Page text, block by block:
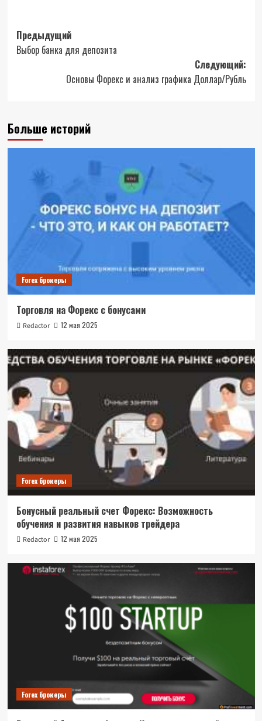
Навигация
записи
Предыдущий
Выбор банка для депозита
Следующий:
Основы Форекс и анализ графика Доллар/Рубль
Больше историй
Forex брокеры
Торговля на Форекс с бонусами
Redactor 12 мая 2025
Forex брокеры
Бонусный реальный счет Форекс: Возможность
обучения и развития навыков трейдера
Redactor 12 мая 2025
Forex брокеры